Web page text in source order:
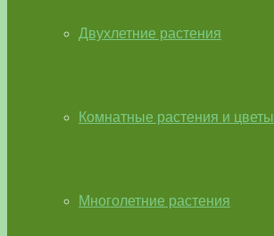
Двухлетние растения
Комнатные растения и цветы
Многолетние растения